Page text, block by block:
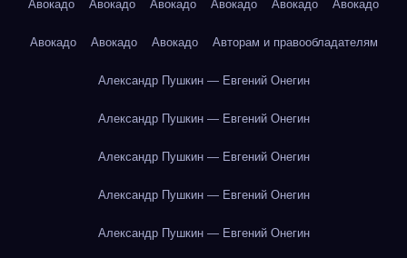
Авокадо Авокадо Авокадо Авокадо Авокадо Авокадо
Авокадо Авокадо Авокадо Авторам и правообладателям
Александр Пушкин — Евгений Онегин
Александр Пушкин — Евгений Онегин
Александр Пушкин — Евгений Онегин
Александр Пушкин — Евгений Онегин
Александр Пушкин — Евгений Онегин